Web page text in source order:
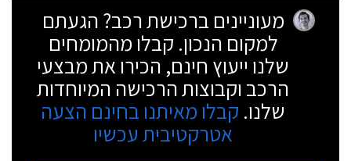
מעוניינים ברכישת רכב? הגעתם
למקום הנכון. קבלו מהמומחים
שלנו ייעוץ חינם, הכירו את מבצעי
הרכב וקבוצות הרכישה המיוחדות
שלנו. קבלו מאיתנו בחינם הצעה
אטרקטיבית עכשיו